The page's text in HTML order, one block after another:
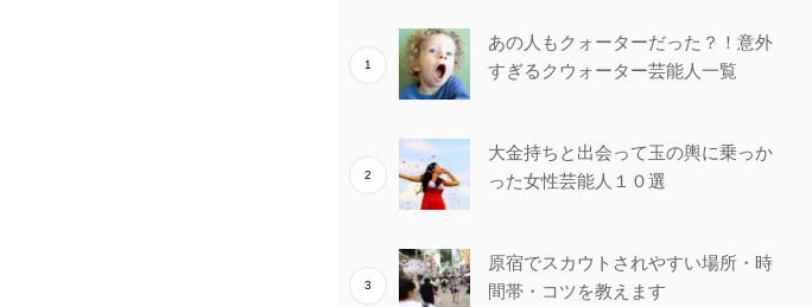
あの人もクォーターだった？！意外
すぎるクウォーター芸能人一覧
大金持ちと出会って玉の輿に乗っか
った女性芸能人１０選
原宿でスカウトされやすい場所・時
間帯・コツを教えます